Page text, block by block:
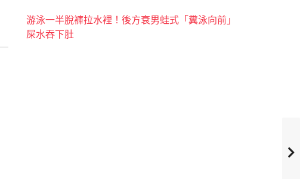
游泳一半脫褲拉水裡！後方衰男蛙式「糞泳向前」
屎水吞下肚